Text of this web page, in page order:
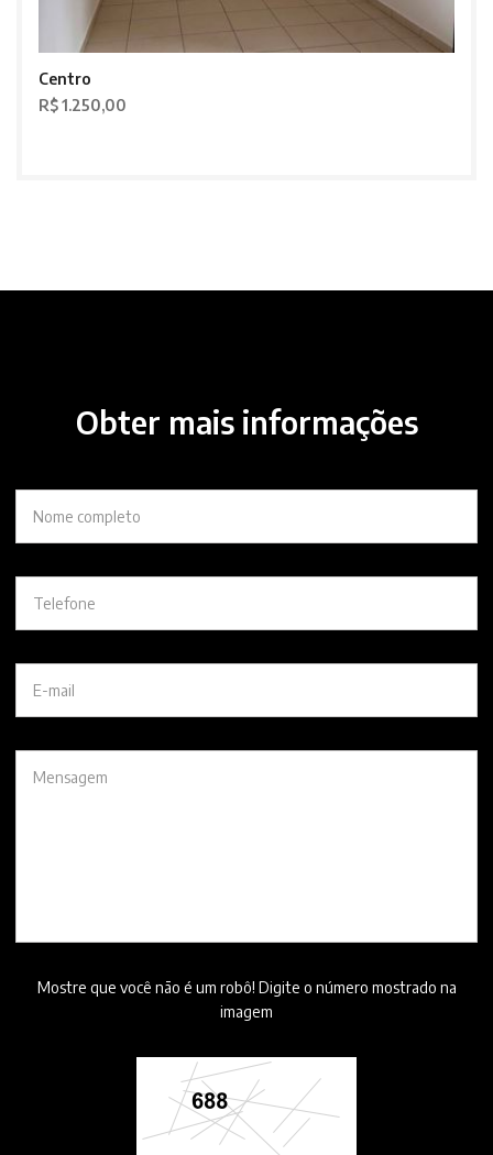
Centro
R$ 1.250,00
Obter mais informações
Mostre que você não é um robô! Digite o número mostrado na
imagem